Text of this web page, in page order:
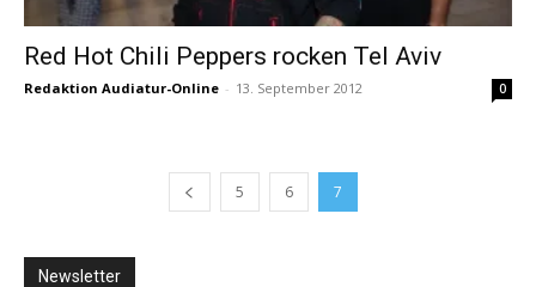
Red Hot Chili Peppers rocken Tel Aviv
Redaktion Audiatur-Online - 13. September 2012 0
5 6 7
Newsletter